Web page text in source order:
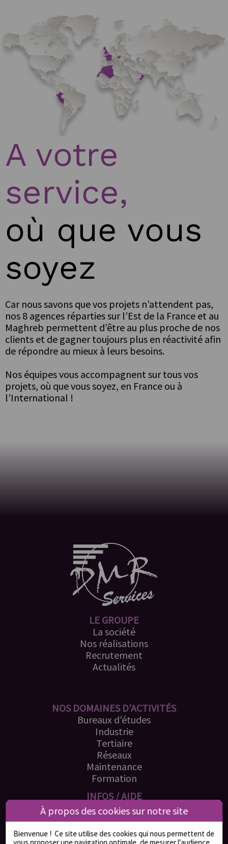
A votre
service,
où que vous
soyez
Car nous savons que vos projets n’attendent pas,
nos 8 agences réparties sur l’Est de la France et au
Maghreb permettent d’être au plus proche de nos
clients et de gagner toujours plus en réactivité afin
de répondre au mieux à leurs besoins.
Nos équipes vous accompagnent sur tous vos
projets, où que vous soyez, en France ou à
l’International !
LE GROUPE
La société
Nos réalisations
Recrutement
Actualités
NOS DOMAINES D’ACTIVITÉS
Bureaux d'études
Industrie
Tertiaire
Réseaux
Maintenance
Formation
INFOS / AIDE
Mentions légales
Politique cookies
CGV/CGA
À propos des cookies sur notre site
Bienvenue !Ce site utilise des cookies qui nous permettent de